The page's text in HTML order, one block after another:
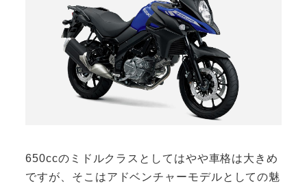
650ccのミドルクラスとしてはやや車格は大きめ
ですが、そこはアドベンチャーモデルとしての魅